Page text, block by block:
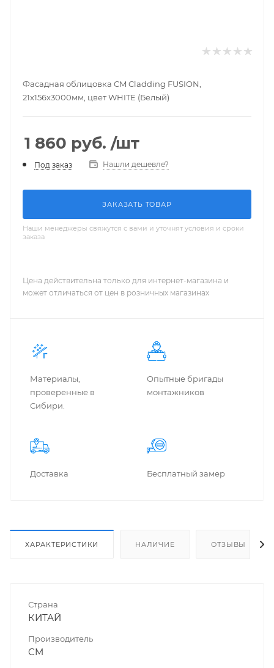
Фасадная облицовка CM Cladding FUSION,
21x156x3000мм, цвет WHITE (Белый)
1 860 руб. /шт
Под заказ Нашли дешевле?
ЗАКАЗАТЬ ТОВАР
Наши менеджеры свяжутся с вами и уточнят условия и сроки
заказа
Цена действительна только для интернет-магазина и
может отличаться от цен в розничных магазинах
Материалы,
проверенные в
Сибири.
Опытные бригады
монтажников
Доставка Бес­плат­ный замер
ХАРАКТЕРИСТИКИ НАЛИЧИЕ ОТЗЫВЫ
Страна
КИТАЙ
Производитель
CM